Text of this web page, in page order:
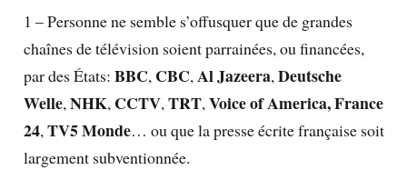
1 – Personne ne semble s’offusquer que de grandes
chaînes de télévision soient parrainées, ou financées,
par des États: BBC,CBC,Al Jazeera,Deutsche
Welle,NHK,CCTV,TRT,Voice of America, France
24,TV5 Monde… ou que la presse écrite française soit
largement subventionnée.